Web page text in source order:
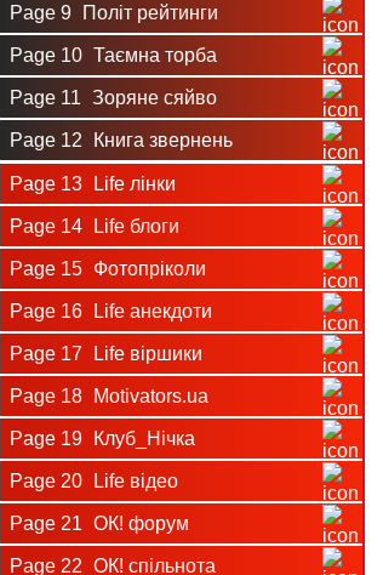
Page 9 Політ рейтинги
Page 10 Таємна торба
Page 11 Зоряне сяйво
Page 12 Книга звернень
Page 13 Life лінки
Page 14 Life блоги
Page 15 Фотопріколи
Page 16 Life анекдоти
Page 17 Life віршики
Page 18 Motivators.ua
Page 19 Клуб_Нічка
Page 20 Life відео
Page 21 ОК! форум
Page 22 ОК! спільнота